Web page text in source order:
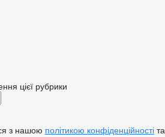
цієї рубрики
з нашою політикою конфіденційностіта